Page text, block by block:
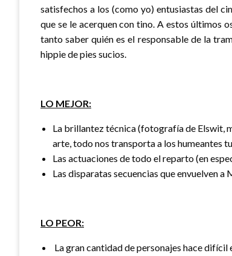
satisfechos a los (como yo) entusiastas del
que se le acerquen con tino. A estos últimos
tanto saber quién es el responsable de la
hippie de pies sucios.
LO MEJOR:
La brillantez técnica (fotografía de Elswit,
arte, todo nos transporta a los humeantes
Las actuaciones de todo el reparto (en
Las disparatas secuencias que envuelven
LO PEOR:
La gran cantidad de personajes hace difícil